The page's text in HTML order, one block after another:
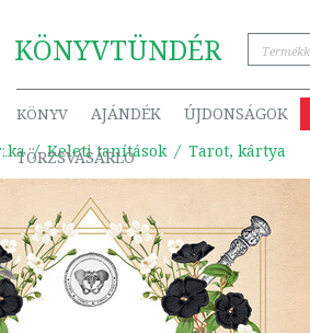
KÖNYVTÜNDÉR
KÖNYV AJÁNDÉK ÚJDONSÁGOK
TÖRZSVÁSÁRLÓ
Keleti tanítások Tarot, kártya